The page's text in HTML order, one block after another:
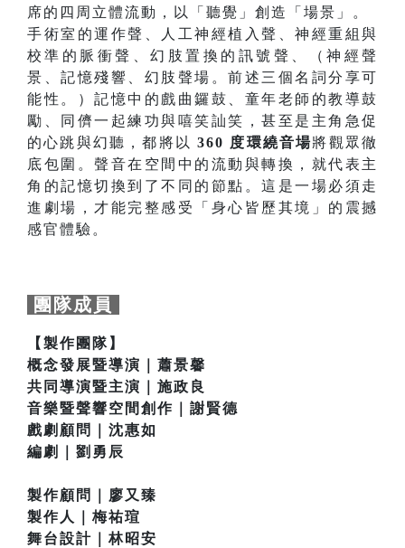
席的四周立體流動，以「聽覺」創造「場景」。
手術室的運作聲、人工神經植入聲、神經重組與
校準的脈衝聲、幻肢置換的訊號聲、（神經聲
景、記憶殘響、幻肢聲場。前述三個名詞分享可
能性。）記憶中的戲曲鑼鼓、童年老師的教導鼓
勵、同儕一起練功與嘻笑訕笑，甚至是主角急促
的心跳與幻聽，都將以 360 度環繞音場將觀眾徹
底包圍。聲音在空間中的流動與轉換，就代表主
角的記憶切換到了不同的節點。這是一場必須走
進劇場，才能完整感受「身心皆歷其境」的震撼
感官體驗。
團隊成員
【製作團隊】
概念發展暨導演｜蕭景馨
共同導演暨主演｜施政良
音樂暨聲響空間創作｜謝賢德
戲劇顧問｜沈惠如
編劇｜劉勇辰
製作顧問｜廖又臻
製作人｜梅祐瑄
舞台設計｜林昭安